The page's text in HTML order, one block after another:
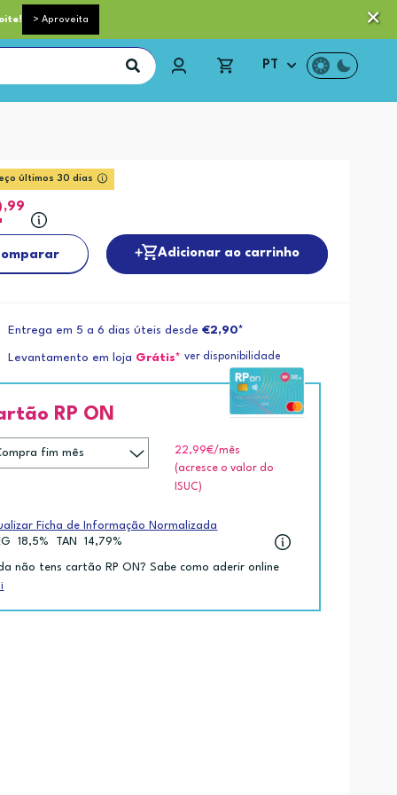
> Aproveita
porte grátis acima de 35€*
PT
últimos 30 dias
,99
Adicionar ao carrinho
Entrega em 5 a 6 dias úteis desde€2,90*
Levantamento em loja Grátis* ver disponibilidade
RP ON
22,99€/mês
(acresce o valor do
ISUC)
Ficha de Informação Normalizada
18,5% TAN 14,79%
não tens cartão RP ON? Sabe como aderir online